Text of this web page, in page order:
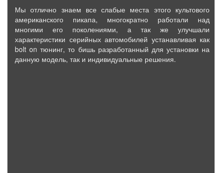
Мы отлично знаем все слабые места этого культового
американского пикапа, многократно работали над
многими его поколениями, а так же улучшали
характеристики серийных автомобилей устанавливая как
bolt on тюнинг, то бишь разработанный для установки на
данную модель, так и индивидуальные решения.